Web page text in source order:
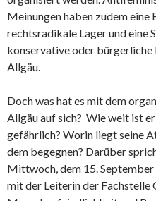
Meinungen haben zudem
rechtsradikale Lager und eine
konservative oder bürgerliche
Allgäu.
Doch was hat es mit dem
Allgäu auf sich? Wie weit ist
gefährlich? Worin liegt seine
dem begegnen? Darüber
Mittwoch, dem 15.
mit der Leiterin der Fachstelle